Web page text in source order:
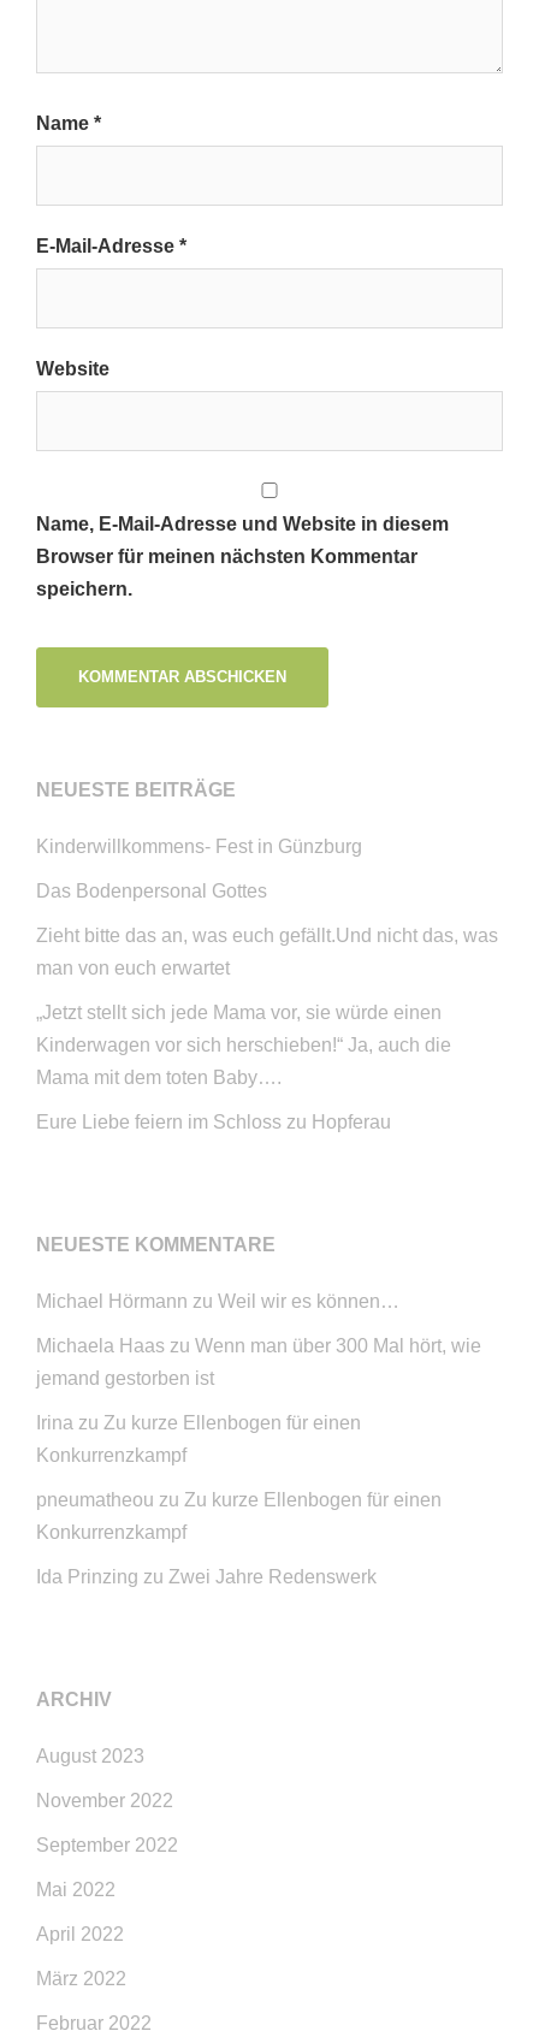
Name *
E-Mail-Adresse *
Website
Name, E-Mail-Adresse und Website in diesem
Browser für meinen nächsten Kommentar
speichern.
NEUESTE BEITRÄGE
Kinderwillkommens- Fest in Günzburg
Das Bodenpersonal Gottes
Zieht bitte das an, was euch gefällt.Und nicht das, was
man von euch erwartet
„Jetzt stellt sich jede Mama vor, sie würde einen
Kinderwagen vor sich herschieben!“ Ja, auch die
Mama mit dem toten Baby….
Eure Liebe feiern im Schloss zu Hopferau
NEUESTE KOMMENTARE
Michael Hörmann zu Weil wir es können…
Michaela Haas zu Wenn man über 300 Mal hört, wie
jemand gestorben ist
Irina zu Zu kurze Ellenbogen für einen
Konkurrenzkampf
pneumatheou zu Zu kurze Ellenbogen für einen
Konkurrenzkampf
Ida Prinzing zu Zwei Jahre Redenswerk
ARCHIV
August 2023
November 2022
September 2022
Mai 2022
April 2022
März 2022
Februar 2022